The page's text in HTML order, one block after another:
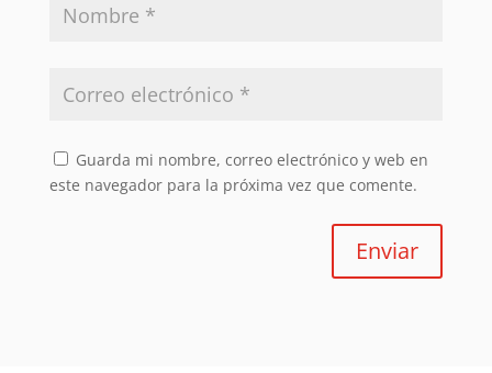
Guarda mi nombre, correo electrónico y web en
este navegador para la próxima vez que comente.
Enviar